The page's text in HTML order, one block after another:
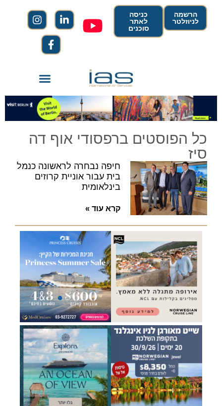
הרשמה
לניוזלטר
כניסה
לאתר
סוכנים
כל הפוסטים ברפסודי אוף דה
סיז
חיפה נבחרה לראשונה כנמל
בית עבור אוניית קרוזים
בינלאומית
קרא עוד »